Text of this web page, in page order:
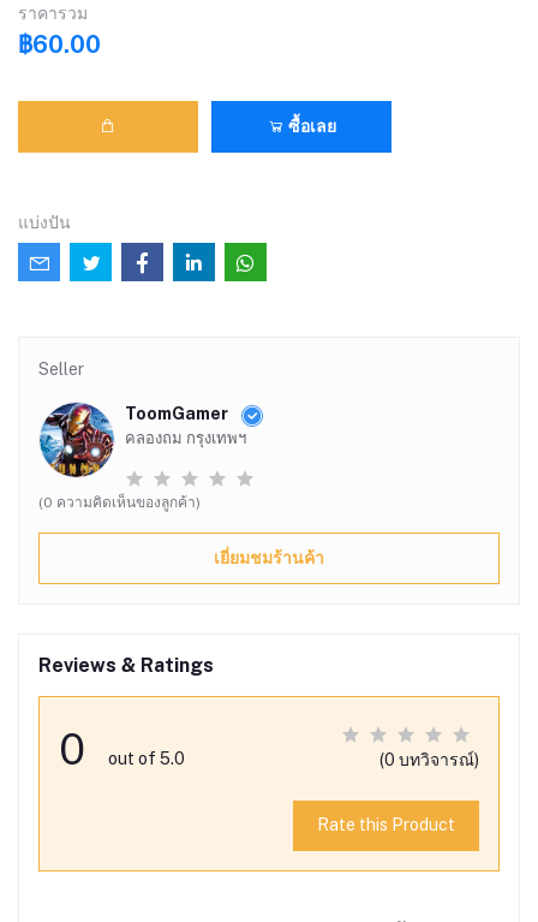
ราคารวม
฿60.00
ซื้อเลย
แบ่งปัน
Seller
ToomGamer
คลองถม กรุงเทพฯ
(0 ความคิดเห็นของลูกค้า)
เยี่ยมชมร้านค้า
Reviews & Ratings
0 out of 5.0 (0 บทวิจารณ์)
Rate this Product